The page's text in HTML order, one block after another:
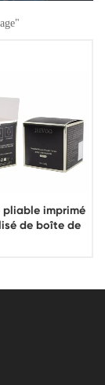
pliable imprimé
de boîte de